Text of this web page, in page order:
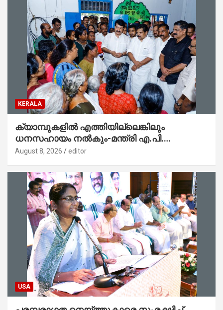
KERALA
ക്യാമ്പുകളിൽ എത്തിയില്ലെങ്കിലും
ധനസഹായം നൽകും-മന്ത്രി എ.പി.
അനിൽകുമാർ
August 8, 2026 editor
USA